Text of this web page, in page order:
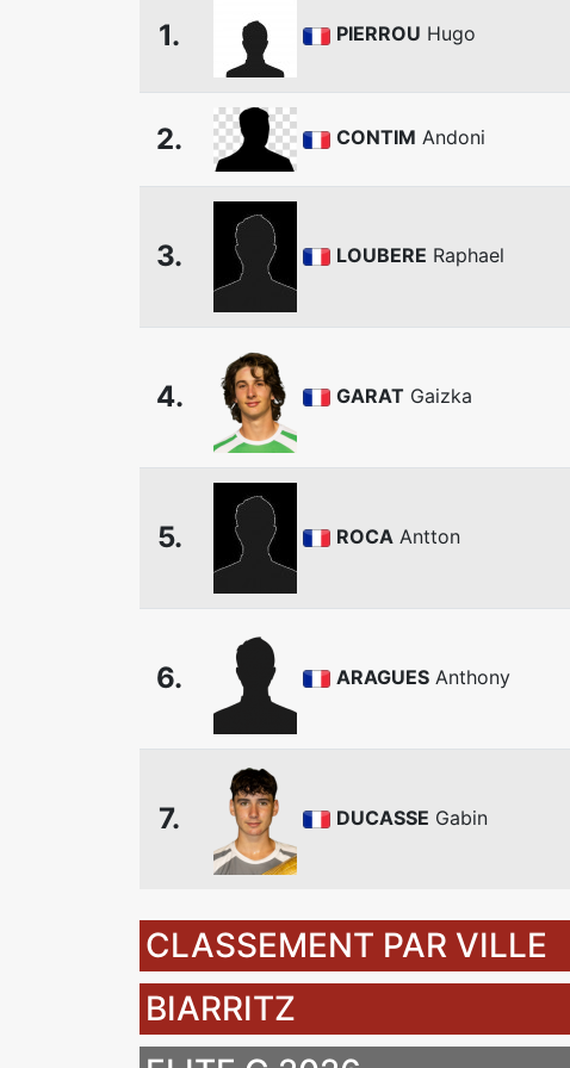
1. PIERROU Hugo
2. CONTIM Andoni
3. LOUBERE Raphael
4. GARAT Gaizka
5. ROCA Antton
6. ARAGUES Anthony
7. DUCASSE Gabin
CLASSEMENT PAR VILLE
BIARRITZ